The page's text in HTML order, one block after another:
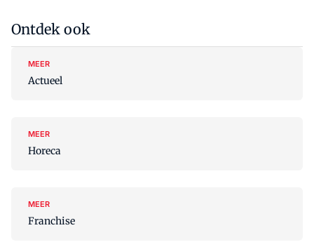
Ontdek ook
MEER
Actueel
MEER
Horeca
MEER
Franchise